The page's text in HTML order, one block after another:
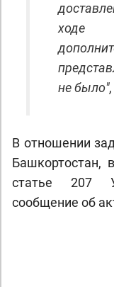
ходе
не было",
В отношении
Башкортостан,
статье 207
сообщение об